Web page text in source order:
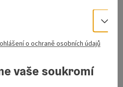
o ochraně osobních údajů
vaše soukromí